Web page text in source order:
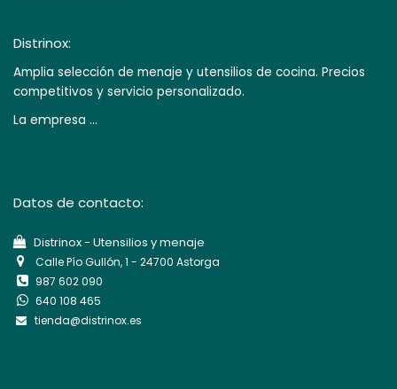
Distrinox:
Amplia selección de menaje y utensilios de cocina. Precios
competitivos y servicio personalizado.
La empresa ...
Datos de contacto:
Di​strinox - Utensilios y menaje
Calle Pío Gullón, 1 - 24700 Astorga
987 602 090
640 108 465
tienda@distrinox.es